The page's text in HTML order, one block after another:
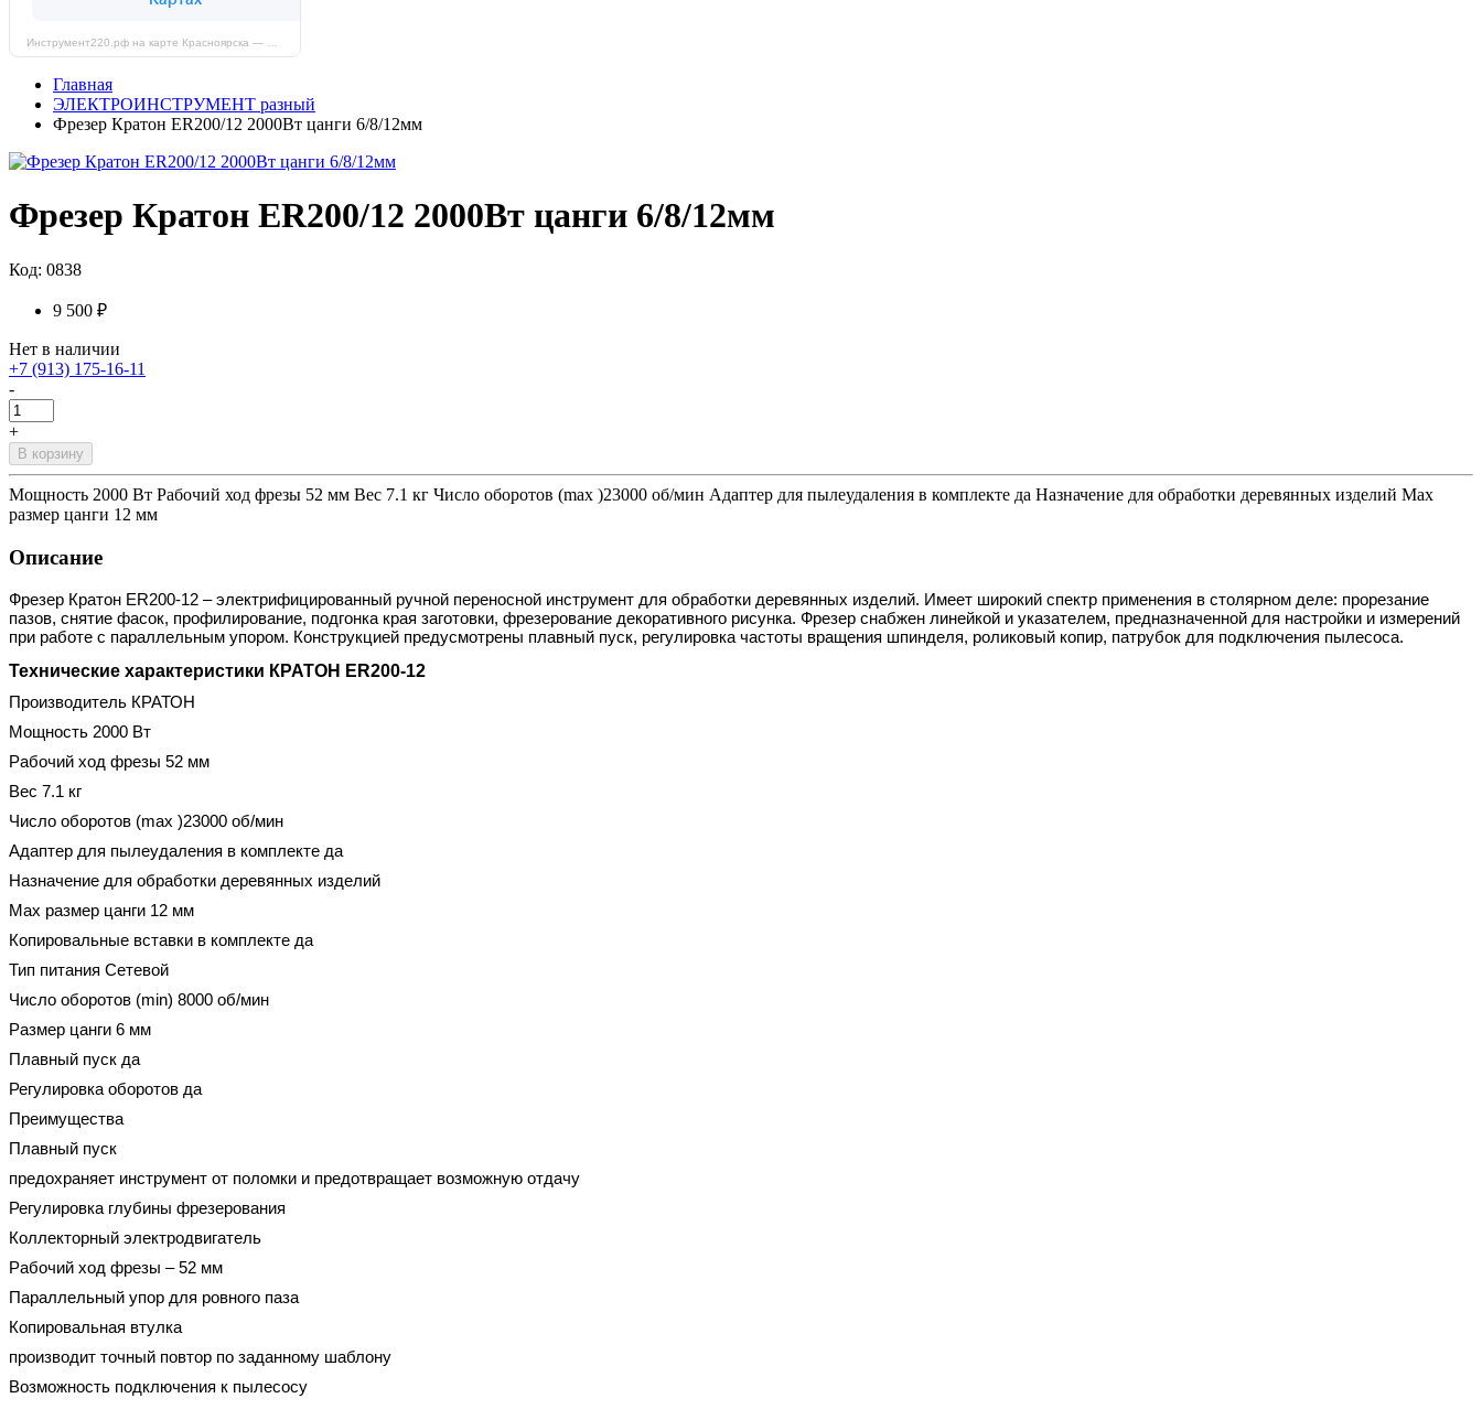
Главная
ЭЛЕКТРОИНСТРУМЕНТ разный
Фрезер Кратон ER200/12 2000Вт цанги 6/8/12мм
Фрезер Кратон ER200/12 2000Вт цанги 6/8/12мм
Код: 0838
9 500 ₽
Нет в наличии
+7 (913) 175-16-11
-
+
В корзину
Мощность 2000 Вт Рабочий ход фрезы 52 мм Вес 7.1 кг Число оборотов (max )23000 об/мин Адаптер для пылеудаления в комплекте да Назначение для обработки деревянных изделий Мах
размер цанги 12 мм
Описание
Фрезер Кратон ER200-12 – электрифицированный ручной переносной инструмент для обработки деревянных изделий. Имеет широкий спектр применения в столярном деле: прорезание
пазов, снятие фасок, профилирование, подгонка края заготовки, фрезерование декоративного рисунка. Фрезер снабжен линейкой и указателем, предназначенной для настройки и измерений
при работе с параллельным упором. Конструкцией предусмотрены плавный пуск, регулировка частоты вращения шпинделя, роликовый копир, патрубок для подключения пылесоса.
Технические характеристики КРАТОН ER200-12
Производитель КРАТОН
Мощность 2000 Вт
Рабочий ход фрезы 52 мм
Вес 7.1 кг
Число оборотов (max )23000 об/мин
Адаптер для пылеудаления в комплекте да
Назначение для обработки деревянных изделий
Мах размер цанги 12 мм
Копировальные вставки в комплекте да
Тип питания Сетевой
Число оборотов (min) 8000 об/мин
Размер цанги 6 мм
Плавный пуск да
Регулировка оборотов да
Преимущества
Плавный пуск
предохраняет инструмент от поломки и предотвращает возможную отдачу
Регулировка глубины фрезерования
Коллекторный электродвигатель
Рабочий ход фрезы – 52 мм
Параллельный упор для ровного паза
Копировальная втулка
производит точный повтор по заданному шаблону
Возможность подключения к пылесосу